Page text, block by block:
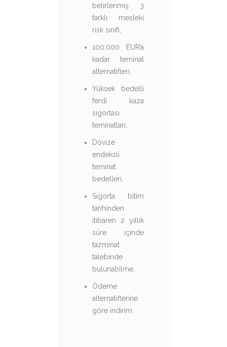
belirlenmiş 3
farklı mesleki
risk sınıfı,
100.000 EUR’a
kadar teminat
alternatifleri,
Yüksek bedelli
ferdi kaza
sigortası
teminatları,
Dövize
endeksli
teminat
bedelleri,
Sigorta bitim
tarihinden
itibaren 2 yıllık
süre içinde
tazminat
talebinde
bulunabilme,
Ödeme
alternatiflerine
göre indirim.